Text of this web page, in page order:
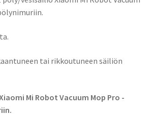
tai rikkoutuneen säiliön
Mi Robot Vacuum Mop Pro -